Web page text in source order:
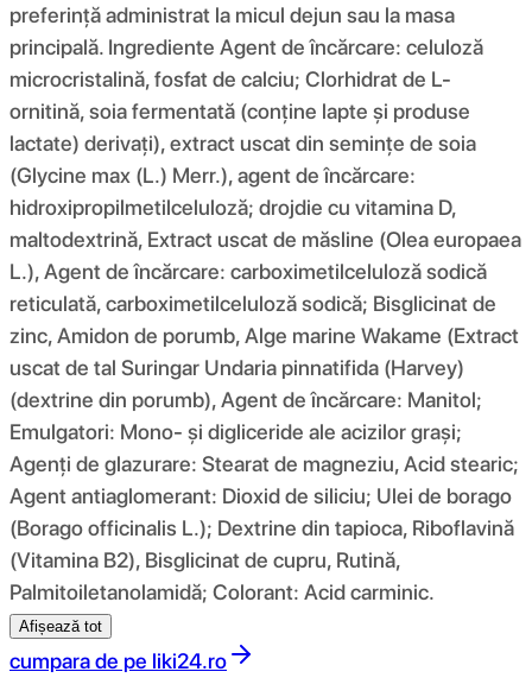
preferință administrat la micul dejun sau la masa
principală. Ingrediente Agent de încărcare: celuloză
microcristalină, fosfat de calciu; Clorhidrat de L-
ornitină, soia fermentată (conține lapte și produse
lactate) derivați), extract uscat din semințe de soia
(Glycine max (L.) Merr.), agent de încărcare:
hidroxipropilmetilceluloză; drojdie cu vitamina D,
maltodextrină, Extract uscat de măsline (Olea europaea
L.), Agent de încărcare: carboximetilceluloză sodică
reticulată, carboximetilceluloză sodică; Bisglicinat de
zinc, Amidon de porumb, Alge marine Wakame (Extract
uscat de tal Suringar Undaria pinnatifida (Harvey)
(dextrine din porumb), Agent de încărcare: Manitol;
Emulgatori: Mono- și digliceride ale acizilor grași;
Agenți de glazurare: Stearat de magneziu, Acid stearic;
Agent antiaglomerant: Dioxid de siliciu; Ulei de borago
(Borago officinalis L.); Dextrine din tapioca, Riboflavină
(Vitamina B2), Bisglicinat de cupru, Rutină,
Palmitoiletanolamidă; Colorant: Acid carminic.
Afișează tot
cumpara de pe liki24.ro